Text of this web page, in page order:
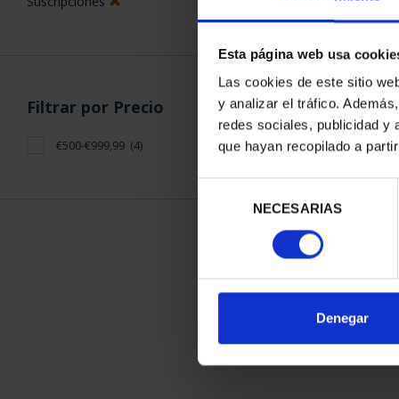
Esta página web usa
Las cookies de este sitio
y analizar el tráfico.
redes sociales, publicidad y
que hayan recopilado a
consentimiento
NECESARIAS
Denegar
Filtrar por Precio
€500-€999,99 (4)
Sólo para
ORDENAR POR: